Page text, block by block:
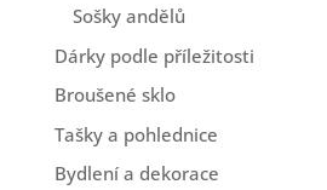
Sošky andělů
Dárky podle příležitosti
Broušené sklo
Tašky a pohlednice
Bydlení a dekorace